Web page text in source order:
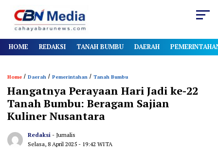
HOME REDAKSI TANAH BUMBU DAERAH
Home / Daerah / Pemerintahan / Tanah Bumbu
Hangatnya Perayaan Hari Jadi ke-22
Tanah Bumbu: Beragam Sajian
Kuliner Nusantara
Redaksi - Jurnalis
Selasa, 8 April 2025 - 19:42 WITA